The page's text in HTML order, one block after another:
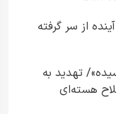
از سر گرفته
تهدید به
هسته‌ای